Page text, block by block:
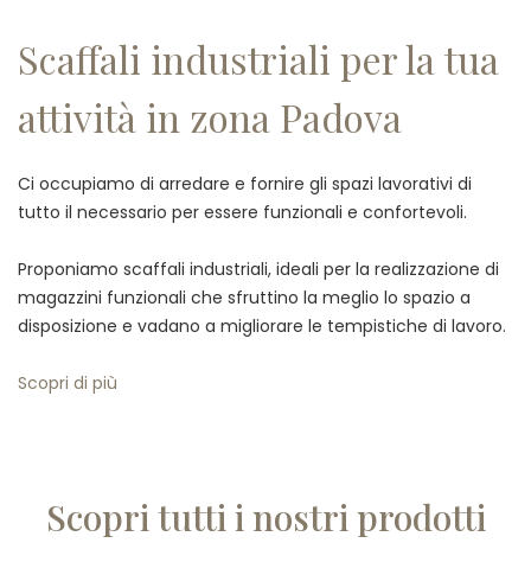
Scaffali industriali per la tua
attività in zona Padova
Ci occupiamo di arredare e fornire gli spazi lavorativi di
tutto il necessario per essere funzionali e confortevoli.
Proponiamo scaffali industriali, ideali per la realizzazione di
magazzini funzionali che sfruttino la meglio lo spazio a
disposizione e vadano a migliorare le tempistiche di lavoro.
Scopri di più
Scopri tutti i nostri prodotti